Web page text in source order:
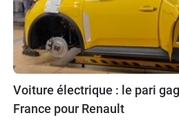
Voiture électrique : le pari
France pour Renault